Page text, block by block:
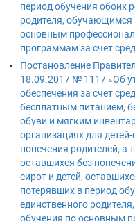
период обучения обоих
родителя, обучающимся
основным
программам за счет
Постановление
18.09.2017 № 1117 «Об
обеспечения за счет
бесплатным питанием,
обуви и мягким
организациях для
попечения родителей, а
оставшихся без
сирот и детей,
потерявших в период
единственного
обучения по основным